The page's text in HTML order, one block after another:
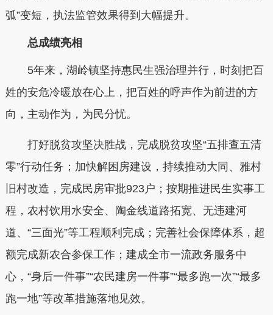
弧”变短，执法监管效果得到大幅提升。
总成绩亮相
5年来，湖岭镇坚持惠民生强治理并行，时刻把百
姓的安危冷暖放在心上，把百姓的呼声作为前进的方
向，主动作为，为民分忧。
打好脱贫攻坚决胜战，完成脱贫攻坚“五排查五清
零”行动任务；加快解困房建设，持续推动大同、雅村
旧村改造，完成民房审批923户；按期推进民生实事工
程，农村饮用水安全、陶金线道路拓宽、无违建河
道、“三面光”等工程顺利完成；完善社会保障体系，超
额完成新农合参保工作；建成全市一流政务服务中
心，“身后一件事”“农民建房一件事”“最多跑一次”“最多
跑一地”等改革措施落地见效。